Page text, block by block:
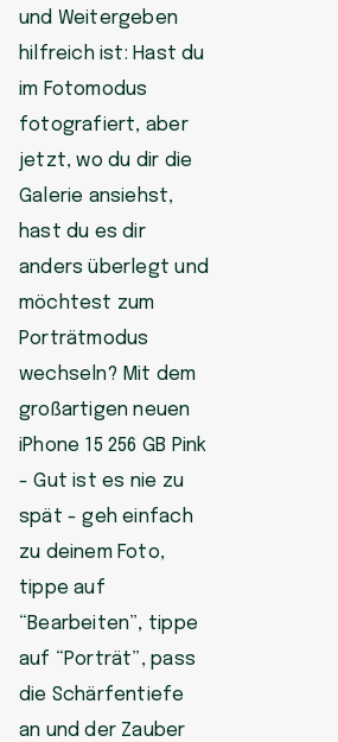
und Weitergeben
hilfreich ist: Hast du
im Fotomodus
fotografiert, aber
jetzt, wo du dir die
Galerie ansiehst,
hast du es dir
anders überlegt und
möchtest zum
Porträtmodus
wechseln? Mit dem
großartigen neuen
iPhone 15 256 GB Pink
- Gut ist es nie zu
spät - geh einfach
zu deinem Foto,
tippe auf
“Bearbeiten”, tippe
auf “Porträt”, pass
die Schärfentiefe
an und der Zauber